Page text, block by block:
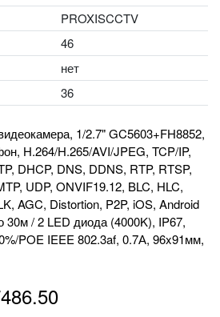
PROXISCCTV
46
нет
36
1/2.7" GC5603+FH8852,
H.264/H.265/AVI/JPEG, TCP/IP,
DHCP, DNS, DDNS, RTP, RTSP,
UDP, ONVIF19.12, BLC, HLC,
AGC, Distortion, P2P, iOS, Android
/ 2 LED диода (4000K), IP67,
POE IEEE 802.3af, 0.7А, 96x91мм,